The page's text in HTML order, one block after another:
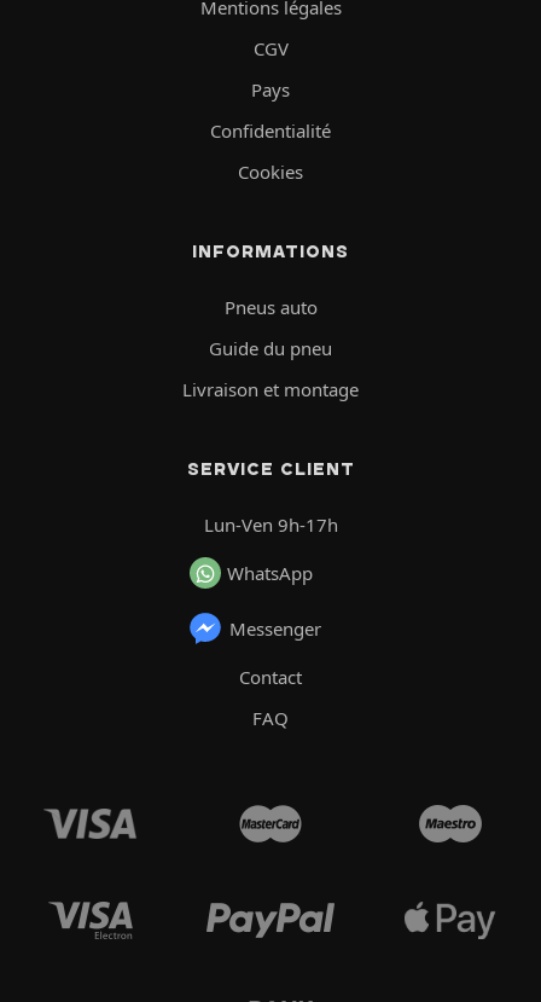
Mentions légales
CGV
Pays
Confidentialité
Cookies
INFORMATIONS
Pneus auto
Guide du pneu
Livraison et montage
SERVICE CLIENT
Lun-Ven 9h-17h
WhatsApp
Messenger
Contact
FAQ